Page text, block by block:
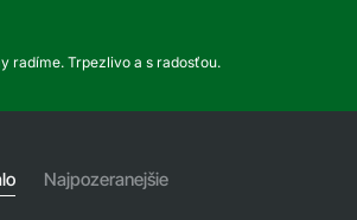
radíme. Trpezlivo a s radosťou.
Najpozeranejšie